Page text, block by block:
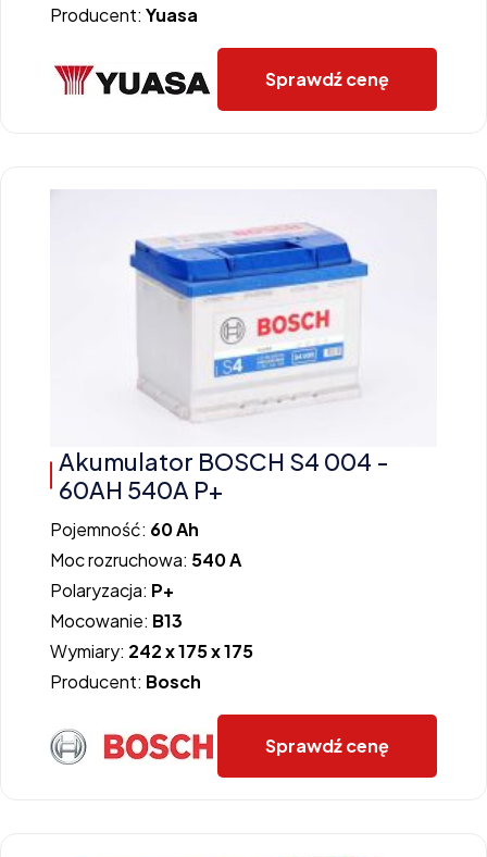
Producent: Yuasa
Sprawdź cenę
Akumulator BOSCH S4 004 -
60AH 540A P+
Pojemność: 60 Ah
Moc rozruchowa: 540 A
Polaryzacja: P+
Mocowanie: B13
Wymiary: 242 x 175 x 175
Producent: Bosch
Sprawdź cenę